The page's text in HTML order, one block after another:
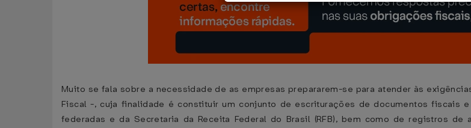
Muito se fala sobre a necessidade de as empresas prepararem-se para atender às
Fiscal -, cuja finalidade é constituir um conjunto de escriturações de documentos fiscais
federadas e da Secretaria da Receita Federal do Brasil (RFB), bem como de registros